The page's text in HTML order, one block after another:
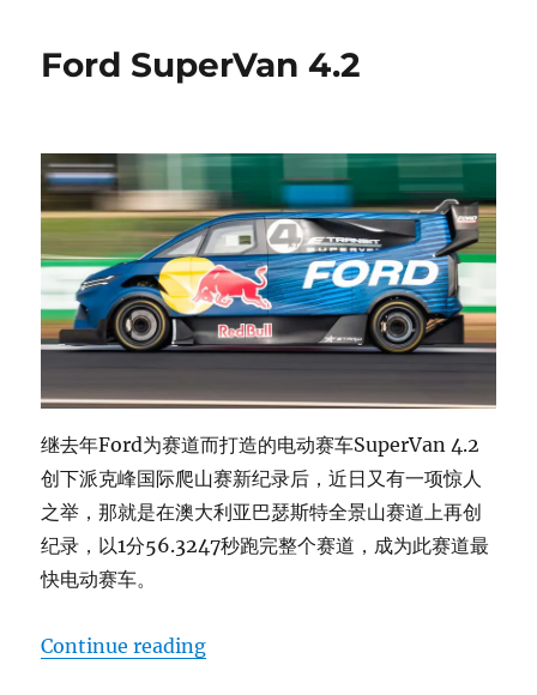
Ford SuperVan 4.2
继去年Ford为赛道而打造的电动赛车SuperVan 4.2
创下派克峰国际爬山赛新纪录后，近日又有一项惊人
之举，那就是在澳大利亚巴瑟斯特全景山赛道上再创
纪录，以1分56.3247秒跑完整个赛道，成为此赛道最
快电动赛车。
Continue reading“Ford SuperVan 4.2”